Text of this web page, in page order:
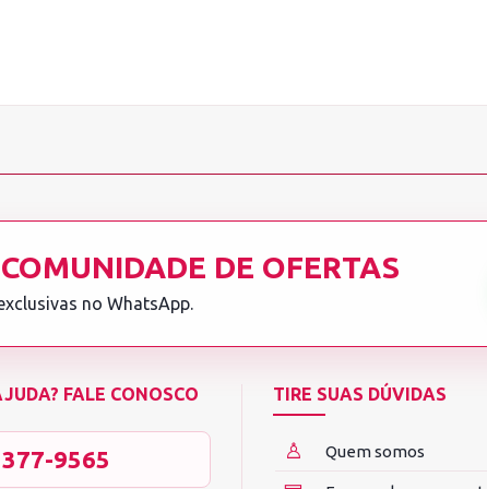
DE OFERTAS
no WhatsApp.
FALE CONOSCO
9565
TIRE SUAS DÚVIDAS
♙ Quem somos